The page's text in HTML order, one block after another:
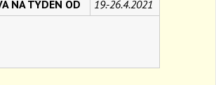
NA TÝDEN OD
19.-26.4.2021